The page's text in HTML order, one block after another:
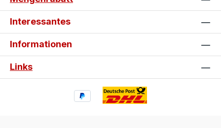
Interessantes
Informationen
Links